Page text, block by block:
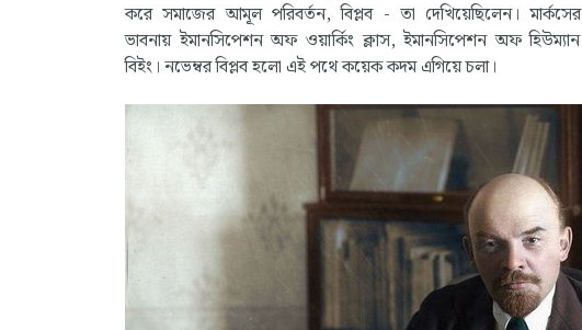
করে সমাজের আমূল পরিবর্তন, বিপ্লব - তা দেখিয়েছিলেন। মার্কসের
ভাবনায় ইমানসিপেশন অফ ওয়ার্কিং ক্লাস, ইমানসিপেশন অফ হিউম্যান
বিইং। নভেম্বর বিপ্লব হলো এই পথে কয়েক কদম এগিয়ে চলা।